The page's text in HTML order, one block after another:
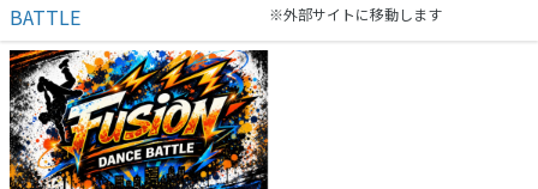
BATTLE
※外部サイトに移動します